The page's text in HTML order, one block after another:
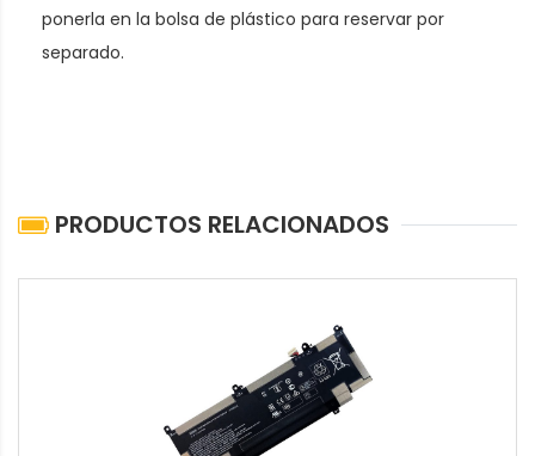
ponerla en la bolsa de plástico para reservar por
separado.
PRODUCTOS RELACIONADOS